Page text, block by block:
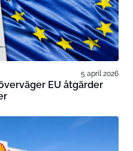
5 april 2026
EU åtgärder